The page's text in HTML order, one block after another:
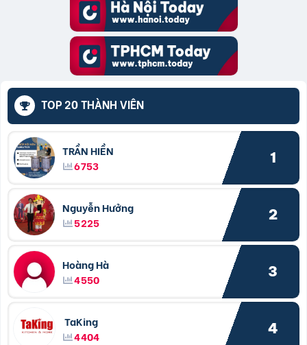
TOP 20 THÀNH VIÊN
TRẦN HIỀN
6753
1
Nguyễn Hưởng
5225
2
Hoàng Hà
4550
3
TaKing
4404
4